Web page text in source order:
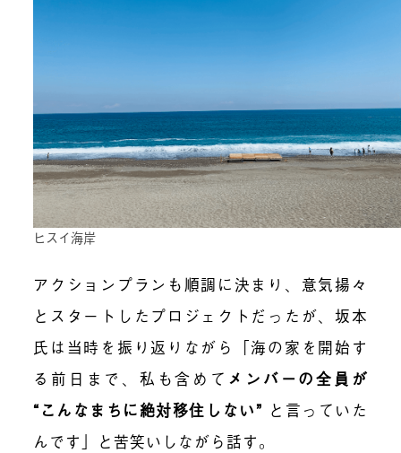
ヒスイ海岸
アクションプランも順調に決まり、意気揚々
とスタートしたプロジェクトだったが、坂本
氏は当時を振り返りながら「海の家を開始す
る前日まで、私も含めて メンバーの全員が
“こんなまちに絶対移住しない” と言っていた
んです」と苦笑いしながら話す。